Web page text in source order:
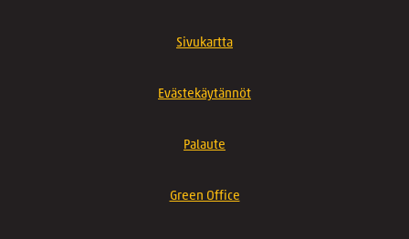
Sivukartta
Evästekäytännöt
Palaute
Green Office